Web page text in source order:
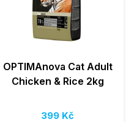
OPTIMAnova Cat Adult
Chicken & Rice 2kg
399 Kč